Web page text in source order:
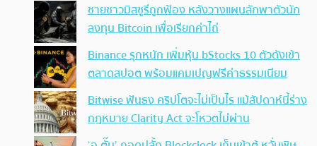
ชายชาวมิสซูรีถูกฟ้อง หลังวางแผนลักพาตัวนัก
ลงทุน Bitcoin เพื่อเรียกค่าไถ่
Binance รุกหนัก เพิ่มหุ้น bStocks 10 ตัวดังเข้า
ตลาดสปอต พร้อมแคมเปญฟรีค่าธรรมเนียม
Bitwise ฟันธง คริปโตจะไม่เป็นไร แม้สัปดาห์นี้ร่าง
กฎหมาย Clarity Act จะโหวตไม่ผ่าน